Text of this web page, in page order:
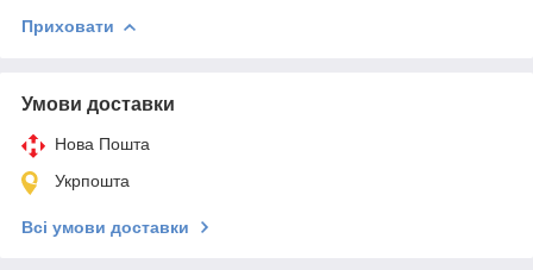
Приховати
Умови доставки
Нова Пошта
Укрпошта
Всі умови доставки